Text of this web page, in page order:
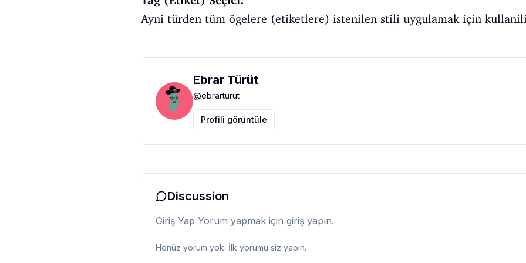
Ayni türden tüm ögelere (etiketlere) istenilen stili uygulamak için
Ebrar Türüt
@ebrarturut
Profili görüntüle
Discussion
Giriş Yap Yorum yapmak için giriş yapın.
Henüz yorum yok. İlk yorumu siz yapın.